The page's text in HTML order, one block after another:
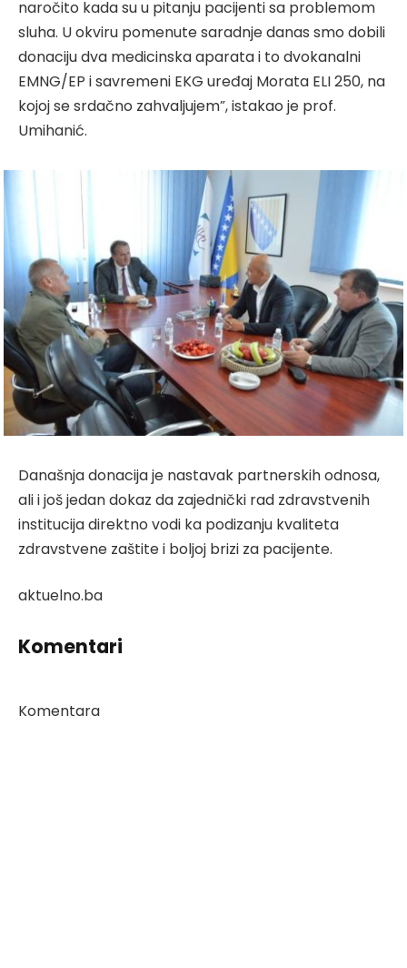
naročito kada su u pitanju pacijenti sa problemom
sluha. U okviru pomenute saradnje danas smo dobili
donaciju dva medicinska aparata i to dvokanalni
EMNG/EP i savremeni EKG uređaj Morata ELI 250, na
kojoj se srdačno zahvaljujem”, istakao je prof.
Umihanić.
Današnja donacija je nastavak partnerskih odnosa,
ali i još jedan dokaz da zajednički rad zdravstvenih
institucija direktno vodi ka podizanju kvaliteta
zdravstvene zaštite i boljoj brizi za pacijente.
aktuelno.ba
Komentari
Komentara